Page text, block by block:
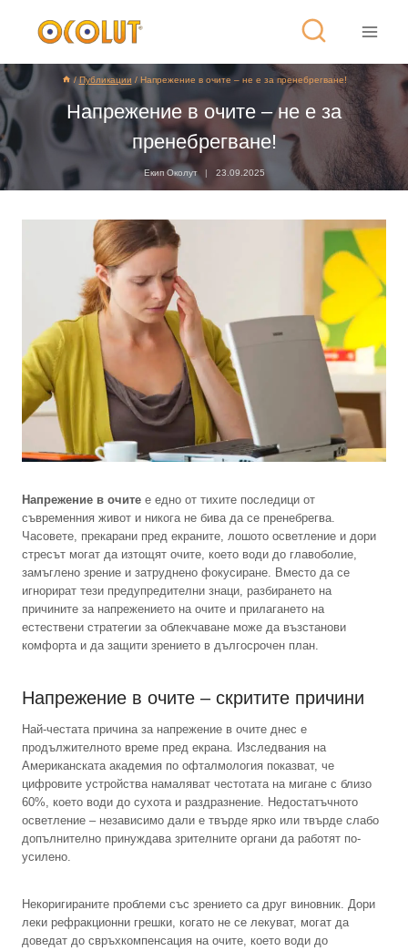
/ Публикации / Напрежение в очите – не е за пренебрегване!
Напрежение в очите – не е за
пренебрегване!
Екип Околут 23.09.2025
Напрежение в очите е едно от тихите последици от
съвременния живот и никога не бива да се пренебрегва.
Часовете, прекарани пред екраните, лошото осветление и дори
стресът могат да изтощят очите, което води до главоболие,
замъглено зрение и затруднено фокусиране. Вместо да се
игнорират тези предупредителни знаци, разбирането на
причините за напрежението на очите и прилагането на
естествени стратегии за облекчаване може да възстанови
комфорта и да защити зрението в дългосрочен план.
Напрежение в очите – скритите причини
Най-честата причина за напрежение в очите днес е
продължителното време пред екрана. Изследвания на
Американската академия по офталмология показват, че
цифровите устройства намаляват честотата на мигане с близо
60%, което води до сухота и раздразнение. Недостатъчното
осветление – независимо дали е твърде ярко или твърде слабо
допълнително принуждава зрителните органи да работят по-
усилено.
Некоригираните проблеми със зрението са друг виновник. Дори
леки рефракционни грешки, когато не се лекуват, могат да
доведат до свръхкомпенсация на очите, което води до